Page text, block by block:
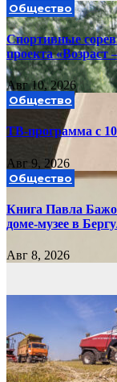
Общество
Спортивные
проекта «Возраст
Авг 10, 2026
Общество
ТВ-программа с 10
Авг 9, 2026
Общество
Книга Павла
доме-музее в
Авг 8, 2026